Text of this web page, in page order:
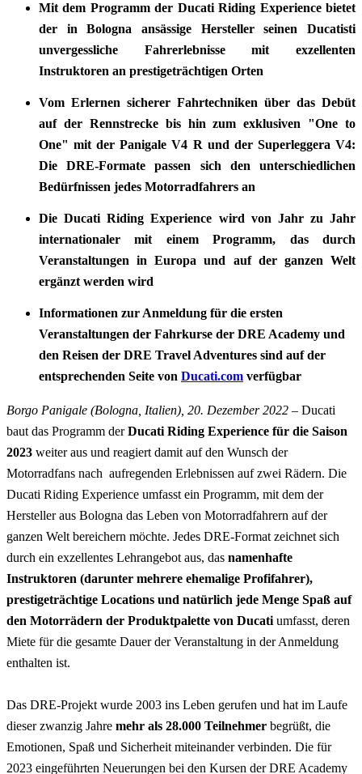
Mit dem Programm der Ducati Riding Experience bietet
der in Bologna ansässige Hersteller seinen Ducatisti
unvergessliche Fahrerlebnisse mit exzellenten
Instruktoren an prestigeträchtigen Orten
Vom Erlernen sicherer Fahrtechniken über das Debüt
auf der Rennstrecke bis hin zum exklusiven "One to
One" mit der Panigale V4 R und der Superleggera V4:
Die DRE-Formate passen sich den unterschiedlichen
Bedürfnissen jedes Motorradfahrers an
Die Ducati Riding Experience wird von Jahr zu Jahr
internationaler mit einem Programm, das durch
Veranstaltungen in Europa und auf der ganzen Welt
ergänzt werden wird
Informationen zur Anmeldung für die ersten
Veranstaltungen der Fahrkurse der DRE Academy und
den Reisen der DRE Travel Adventures sind auf der
entsprechenden Seite von Ducati.com verfügbar
Borgo Panigale (Bologna, Italien), 20. Dezember 2022 – Ducati
baut das Programm derDucati Riding Experience für die Saison
2023 weiter aus und reagiert damit auf den Wunsch der
Motorradfans nach aufregenden Erlebnissen auf zwei Rädern. Die
Ducati Riding Experience umfasst ein Programm, mit dem der
Hersteller aus Bologna das Leben von Motorradfahrern auf der
ganzen Welt bereichern möchte. Jedes DRE-Format zeichnet sich
durch ein exzellentes Lehrangebot aus, das namenhafte
Instruktoren (darunter mehrere ehemalige Profifahrer),
prestigeträchtige Locations und natürlich jede Menge Spaß auf
den Motorrädern der Produktpalette von Ducati umfasst, deren
Miete für die gesamte Dauer der Veranstaltung in der Anmeldung
enthalten ist.
Das DRE-Projekt wurde 2003 ins Leben gerufen und hat im Laufe
dieser zwanzig Jahre mehr als 28.000 Teilnehmer begrüßt, die
Emotionen, Spaß und Sicherheit miteinander verbinden. Die für
2023 eingeführten Neuerungen bei den Kursen der DRE Academy